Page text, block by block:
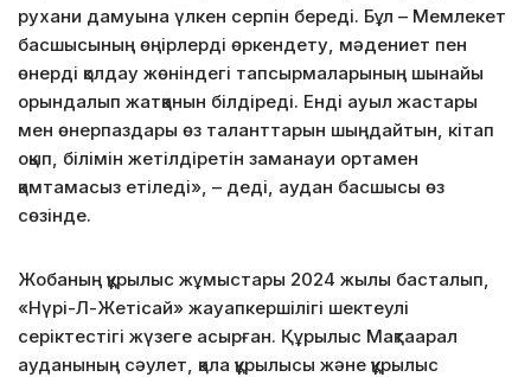
рухани дамуына үлкен серпін береді. Бұл – Мемлекет
басшысының өңірлерді өркендету, мәдениет пен
өнерді қолдау жөніндегі тапсырмаларының шынайы
орындалып жатқанын білдіреді. Енді ауыл жастары
мен өнерпаздары өз таланттарын шыңдайтын, кітап
оқып, білімін жетілдіретін заманауи ортамен
қамтамасыз етіледі», – деді, аудан басшысы өз
сөзінде.
Жобаның құрылыс жұмыстары 2024 жылы басталып,
«Нүрі-Л-Жетісай» жауапкершілігі шектеулі
серіктестігі жүзеге асырған. Құрылыс Мақтаарал
ауданының сәулет, қала құрылысы және құрылыс